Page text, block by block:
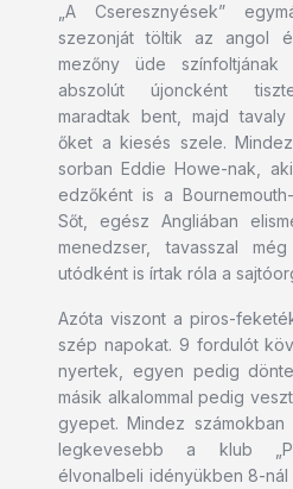
„A Cseresznyések”
szezonját töltik az angol
mezőny üde színfoltjának
abszolút újoncként
maradtak bent, majd
őket a kiesés szele.
sorban Eddie Howe-nak,
edzőként is a
Sőt, egész Angliában
menedzser, tavasszal
utódként is írtak róla a
Azóta viszont a piros-
szép napokat. 9 fordulót
nyertek, egyen pedig
másik alkalommal pedig
gyepet. Mindez
legkevesebb a klub
élvonalbeli idényükben 8-